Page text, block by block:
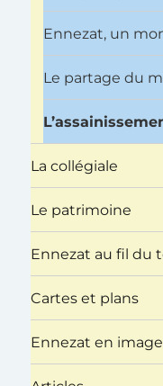
Ennezat, un
Le partage du
La collégiale
Le patrimoine
Ennezat au fil du
Cartes et plans
Ennezat en